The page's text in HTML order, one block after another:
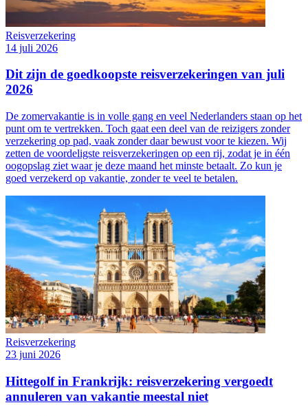
Reisverzekering
14 juli 2026
Dit zijn de goedkoopste reisverzekeringen van juli
2026
De zomervakantie is in volle gang en veel Nederlanders staan op het
punt om te vertrekken. Toch gaat een deel van de reizigers zonder
verzekering op pad, vaak zonder daar bewust voor te kiezen. Wij
zetten de voordeligste reisverzekeringen op een rij, zodat je in één
oogopslag ziet waar je deze maand het minste betaalt. Zo kun je
goed verzekerd op vakantie, zonder te veel te betalen.
Reisverzekering
23 juni 2026
Hittegolf in Frankrijk: reisverzekering vergoedt
annuleren van vakantie meestal niet